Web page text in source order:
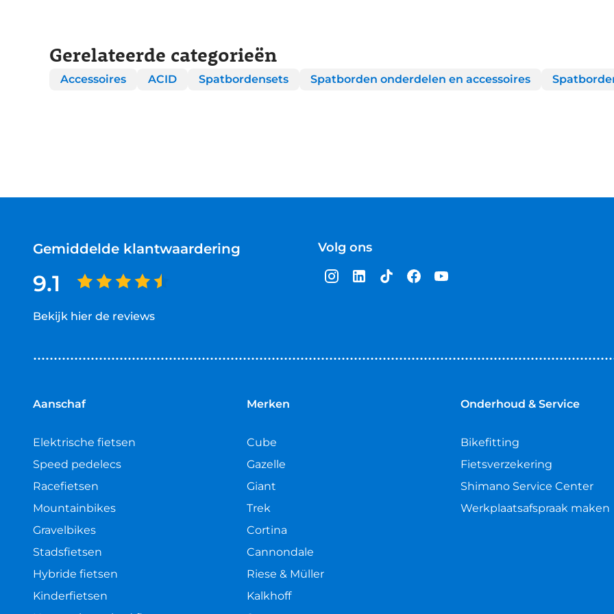
Gerelateerde categorieën
Accessoires ACID Spatbordensets Spatborden onderdelen en accessoires
Gemiddelde klantwaardering
9.1
Bekijk hier de reviews
van
Volg ons
Aanschaf
Elektrische fietsen
Speed pedelecs
Racefietsen
Mountainbikes
Gravelbikes
Stadsfietsen
Hybride fietsen
Kinderfietsen
Merken
Cube
Gazelle
Giant
Trek
Cortina
Cannondale
Riese & Müller
Kalkhoff
Onderhoud & Service
Bikefitting
Fietsverzekering
Shimano Service Center
Werkplaatsafspraak maken